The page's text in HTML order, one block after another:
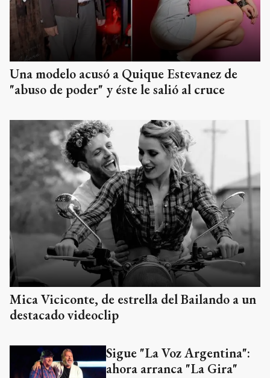
Una modelo acusó a Quique Estevanez de
"abuso de poder" y éste le salió al cruce
Mica Viciconte, de estrella del Bailando a un
destacado videoclip
Sigue "La Voz Argentina":
ahora arranca "La Gira"